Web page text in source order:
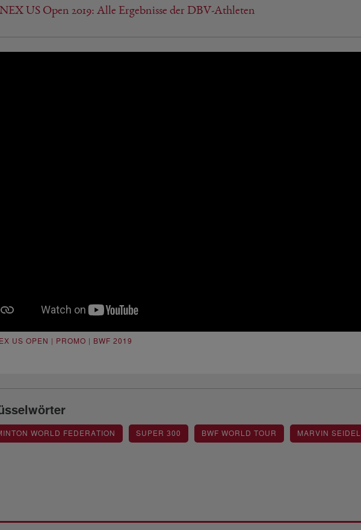
US Open 2019: Alle Ergebnisse der DBV-Athleten
US OPEN | PROMO | BWF 2019
WORLD FEDERATION SUPER 300 BWF WORLD TOUR MARVIN SEIDEL